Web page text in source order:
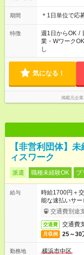
期間 ＊1日単位で応
特徴 週1日からOK /
業・WワークOK
し
気になる！
掲載元企業
【非営利団体】
ィスワーク
派遣 職種未経験OK ブ
給与
時給1700円＋
能な速払いサー
交通費別途
交通費 交通費
月収例 25～30
勤務地
横浜市中区